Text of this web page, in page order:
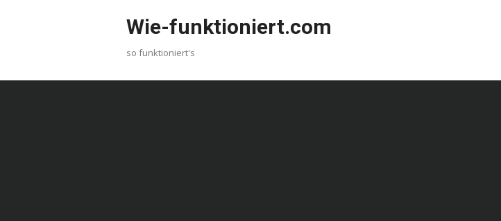
Wie-funktioniert.com
so funktioniert's